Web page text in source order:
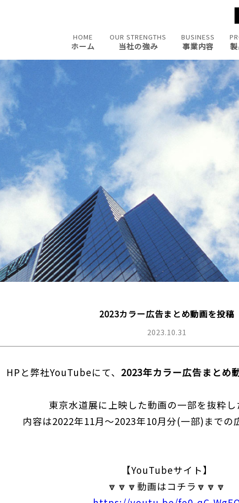
HOME
ホーム
OUR STRENGTHS
当社の強み
BUSINESS
事業内容
2023カラー広告まとめ動画を投稿
2023.10.31
HPと弊社YouTubeにて、 2023年カラー広告まとめ
東京水道展に上映した動画の一部を抜粋し
内容は2022年11月～2023年10月分(一部)までの
【YouTubeサイト】
🔽🔽🔽動画はコチラ🔽🔽🔽